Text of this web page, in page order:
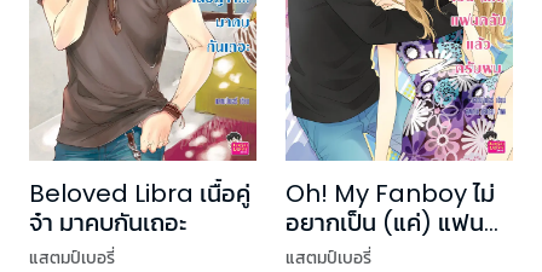
Beloved Libra เนื้อคู่
จ๋า มาคบกันเถอะ
แสตมป์เบอรี่
Oh! My Fanboy ไม่
อยากเป็น (แค่) แฟน
คลับแล้วครับผม
แสตมป์เบอรี่